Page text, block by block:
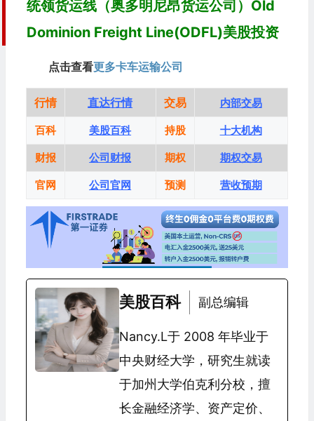
统领货运线（奥多明尼昂货运公司）Old
Dominion Freight Line(ODFL)美股投资
点击查看更多卡车运输公司
行情 直达行情 交易 内部交易
百科 美股百科 持股 十大机构
财报 公司财报 期权 期权交易
官网 公司官网 预测 营收预期
美股百科 副总编辑
Nancy.L于 2008 年毕业于
中央财经大学，研究生就读
于加州大学伯克利分校，擅
长金融经济学、资产定价、